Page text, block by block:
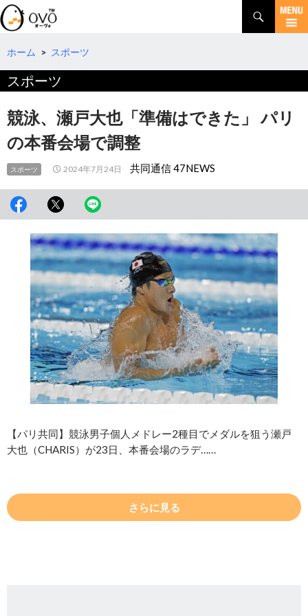
検
索
コ
テ
へ
移
動
ホーム > スポーツ
スポーツ
競泳、瀬戸大也「準備はできた」 パリ
の本番会場で調整
スポーツ 2024年7月24日 共同通信 47NEWS
【パリ共同】競泳男子個人メドレー2種目でメダルを狙う瀬戸
大也（CHARIS）が23日、本番会場のラデ……
さらに見る